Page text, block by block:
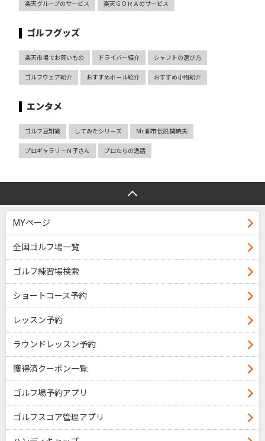
楽天グループのサービス 楽天ＧＯＲＡのサービス
ゴルフグッズ
楽天市場でお買いもの ドライバー紹介 シャフトの選び方
ゴルフウェア紹介 おすすめボール紹介 おすすめ小物紹介
エンタメ
ゴルフ豆知識 してみたシリーズ Mr.都市伝説 関暁夫
プロギャラリーＮ子さん プロたちの逸話
MYページ
全国ゴルフ場一覧
ゴルフ練習場検索
ショートコース予約
レッスン予約
ラウンドレッスン予約
獲得済クーポン一覧
ゴルフ場予約アプリ
ゴルフスコア管理アプリ